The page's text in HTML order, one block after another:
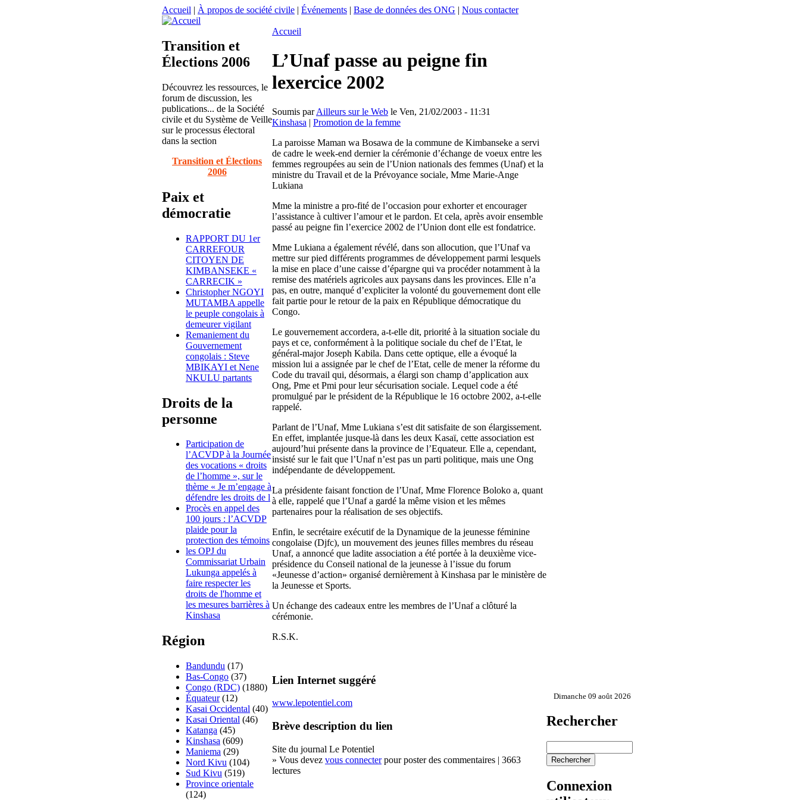
Accueil | À propos de société civile | Événements | Base de données des ONG | Nous contacter
Transition et
Élections 2006
Découvrez les ressources, le
forum de discussion, les
publications... de la Société
civile et du Système de Veille
sur le processus électoral
dans la section
Transition et Élections
2006
Paix et
démocratie
RAPPORT DU 1er
CARREFOUR
CITOYEN DE
KIMBANSEKE «
CARRECIK »
Christopher NGOYI
MUTAMBA appelle
le peuple congolais à
demeurer vigilant
Remaniement du
Gouvernement
congolais : Steve
MBIKAYI et Nene
NKULU partants
Droits de la
personne
Participation de
l’ACVDP à la Journée
des vocations « droits
de l’homme », sur le
thème « Je m’engage à
défendre les droits de l
Procès en appel des
100 jours : l’ACVDP
plaide pour la
protection des témoins
les OPJ du
Commissariat Urbain
Lukunga appelés à
faire respecter les
droits de l'homme et
les mesures barrières à
Kinshasa
Région
Bandundu (17)
Bas-Congo (37)
Congo (RDC) (1880)
Équateur(12)
Kasai Occidental (40)
Kasai Oriental (46)
Katanga (45)
Kinshasa (609)
Maniema (29)
Nord Kivu (104)
Sud Kivu (519)
Province orientale
(124)
Accueil
L’Unaf passe au peigne fin
lexercice 2002
Soumis parAilleurs sur le Web le Ven, 21/02/2003 - 11:31
Kinshasa | Promotion de la femme
La paroisse Maman wa Bosawa de la commune de Kimbanseke a servi
de cadre le week-end dernier la cérémonie d’échange de voeux entre les
femmes regroupées au sein de l’Union nationals des femmes (Unaf) et la
ministre du Travail et de la Prévoyance sociale, Mme Marie-Ange
Lukiana
Mme la ministre a pro-fité de l’occasion pour exhorter et encourager
l’assistance à cultiver l’amour et le pardon. Et cela, après avoir ensemble
passé au peigne fin l’exercice 2002 de l’Union dont elle est fondatrice.
Mme Lukiana a également révélé, dans son allocution, que l’Unaf va
mettre sur pied différents programmes de développement parmi lesquels
la mise en place d’une caisse d’épargne qui va procéder notamment à la
remise des matériels agricoles aux paysans dans les provinces. Elle n’a
pas, en outre, manqué d’expliciter la volonté du gouvernement dont elle
fait partie pour le retour de la paix en République démocratique du
Congo.
Le gouvernement accordera, a-t-elle dit, priorité à la situation sociale du
pays et ce, conformément à la politique sociale du chef de l’Etat, le
général-major Joseph Kabila. Dans cette optique, elle a évoqué la
mission lui a assignée par le chef de l’Etat, celle de mener la réforme du
Code du travail qui, désormais, a élargi son champ d’application aux
Ong, Pme et Pmi pour leur sécurisation sociale. Lequel code a été
promulgué par le président de la République le 16 octobre 2002, a-t-elle
rappelé.
Parlant de l’Unaf, Mme Lukiana s’est dit satisfaite de son élargissement.
En effet, implantée jusque-là dans les deux Kasaï, cette association est
aujourd’hui présente dans la province de l’Equateur. Elle a, cependant,
insisté sur le fait que l’Unaf n’est pas un parti politique, mais une Ong
indépendante de développement.
La présidente faisant fonction de l’Unaf, Mme Florence Boloko a, quant
à elle, rappelé que l’Unaf a gardé la même vision et les mêmes
partenaires pour la réalisation de ses objectifs.
Enfin, le secrétaire exécutif de la Dynamique de la jeunesse féminine
congolaise (Djfc), un mouvement des jeunes filles membres du réseau
Unaf, a annoncé que ladite association a été portée à la deuxième vice-
présidence du Conseil national de la jeunesse à l’issue du forum
«Jeunesse d’action» organisé dernièrement à Kinshasa par le ministère de
la Jeunesse et Sports.
Un échange des cadeaux entre les membres de l’Unaf a clôturé la
cérémonie.
R.S.K.
Lien Internet suggéré
www.lepotentiel.com
Brève description du lien
Site du journal Le Potentiel
» Vous devez vous connecterpour poster des commentaires | 3663
lectures
Dimanche 09 août 2026
Rechercher
Connexion